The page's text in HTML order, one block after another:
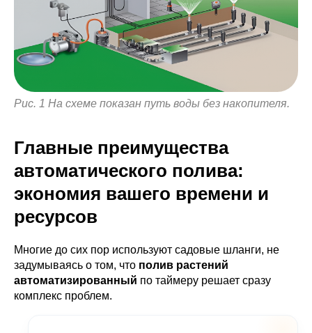
Рис. 1 На схеме показан путь воды без накопителя.
Главные преимущества
автоматического полива:
экономия вашего времени и
ресурсов
Многие до сих пор используют садовые шланги, не
задумываясь о том, что полив растений
автоматизированный по таймеру решает сразу
комплекс проблем.